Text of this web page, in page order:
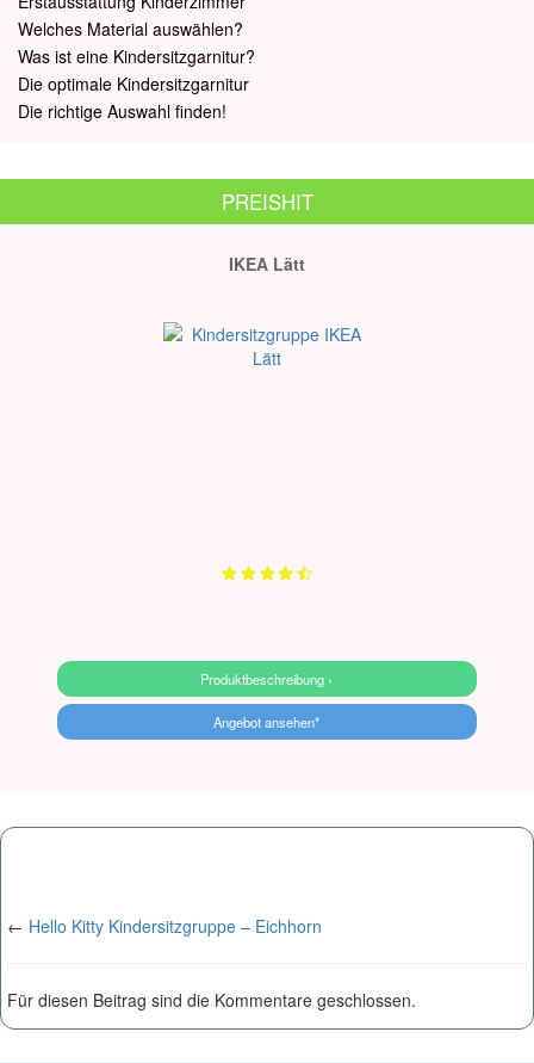
Welches Material auswählen?
Was ist eine Kindersitzgarnitur?
Die optimale Kindersitzgarnitur
Die richtige Auswahl finden!
PREISHIT
IKEA Lätt
Produktbeschreibung ›
Angebot ansehen*
← Hello Kitty Kindersitzgruppe – Eichhorn
Für diesen Beitrag sind die Kommentare geschlossen.